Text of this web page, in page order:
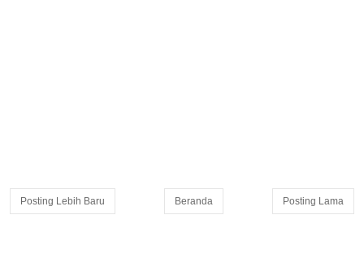
Posting Lebih Baru Posting Lama
Beranda